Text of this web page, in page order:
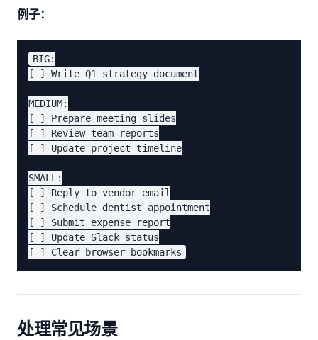
例子：
BIG:
[ ] Write Q1 strategy document
MEDIUM:
[ ] Prepare meeting slides
[ ] Review team reports
[ ] Update project timeline
SMALL:
[ ] Reply to vendor email
[ ] Schedule dentist appointment
[ ] Submit expense report
[ ] Update Slack status
处理常见场景